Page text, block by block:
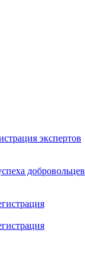
экспертов
добровольцев